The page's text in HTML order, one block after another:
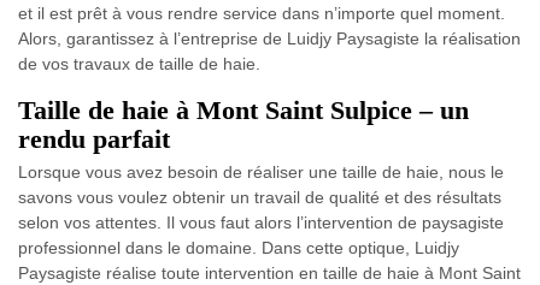
et il est prêt à vous rendre service dans n’importe quel moment.
Alors, garantissez à l’entreprise de Luidjy Paysagiste la réalisation
de vos travaux de taille de haie.
Taille de haie à Mont Saint Sulpice – un
rendu parfait
Lorsque vous avez besoin de réaliser une taille de haie, nous le
savons vous voulez obtenir un travail de qualité et des résultats
selon vos attentes. Il vous faut alors l’intervention de paysagiste
professionnel dans le domaine. Dans cette optique, Luidjy
Paysagiste réalise toute intervention en taille de haie à Mont Saint